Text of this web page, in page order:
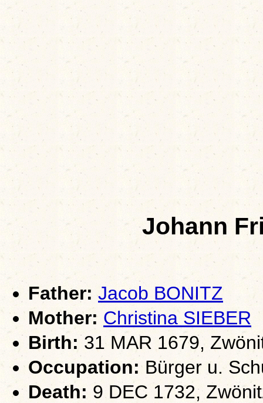
Johann
Father: Jacob BONITZ
Mother: Christina SIEBER
Birth:31 MAR 1679,
Occupation:Bürger u.
Death: 9 DEC 1732,